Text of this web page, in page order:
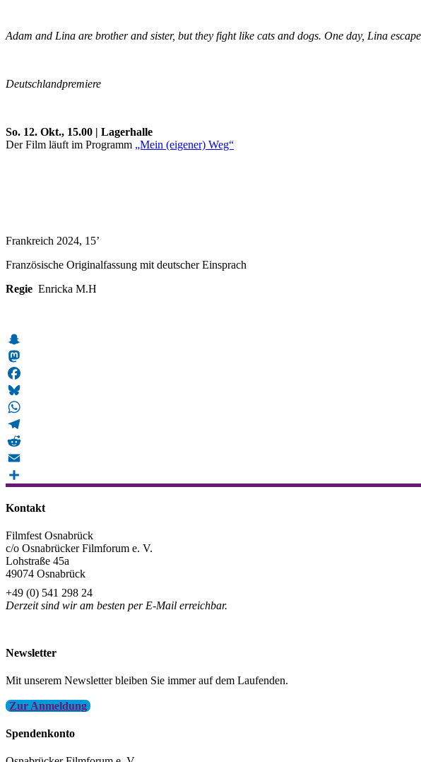
Adam and Lina are brother and sister, but they fight like cats and dogs. One day, Lina
Deutschlandpremiere
So. 12. Okt., 15.00 | Lagerhalle
Der Film läuft im Programm „Mein (eigener) Weg“
Frankreich 2024, 15’
Französische Originalfassung mit deutscher Einsprach
Regie Enricka M.H
Snapchat
Mastodon
Facebook
Bluesky
WhatsApp
Telegram
Reddit
Email
Kontakt
Filmfest Osnabrück
c/o Osnabrücker Filmforum e. V.
Lohstraße 45a
49074 Osnabrück
+49 (0) 541 298 24
Derzeit sind wir am besten per E-Mail erreichbar.
Newsletter
Mit unserem Newsletter bleiben Sie immer auf dem Laufenden.
Zur Anmeldung
Spendenkonto